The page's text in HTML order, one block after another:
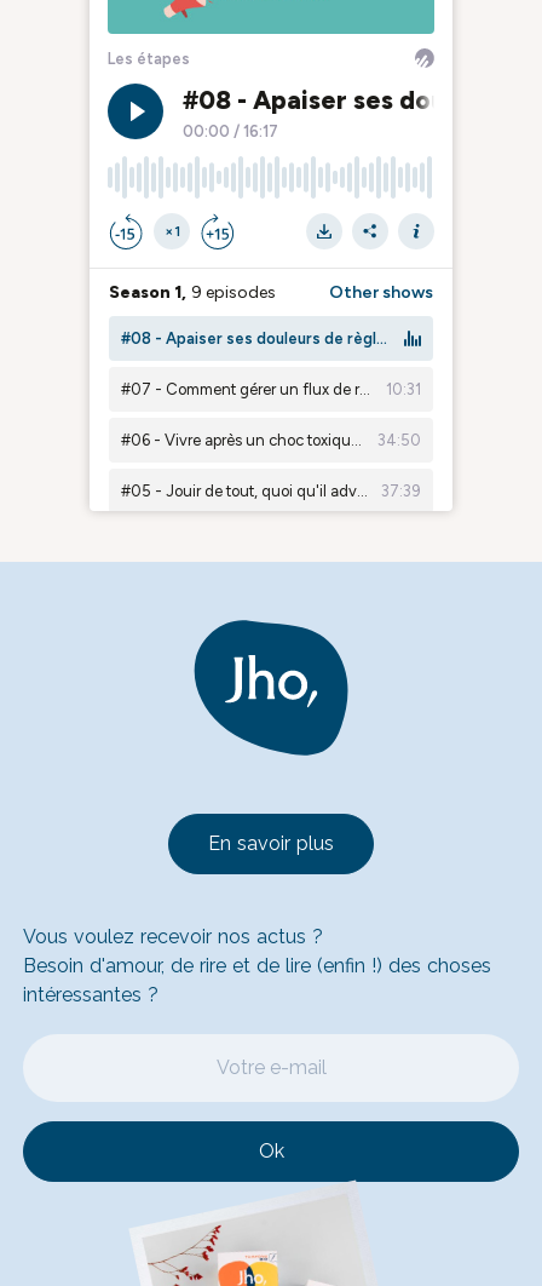
En savoir plus
Vous voulez recevoir nos actus ?
Besoin d'amour, de rire et de lire (enfin !) des choses
intéressantes ?
Ok